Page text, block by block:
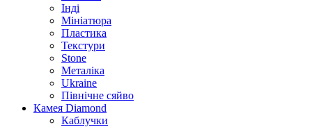
Інді
Мініатюра
Пластика
Текстури
Stone
Металіка
Ukraine
Північне сяйво
Камея Diamond
Каблучки